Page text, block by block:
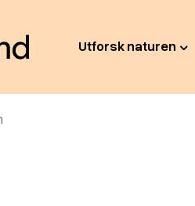
Utforsk naturen